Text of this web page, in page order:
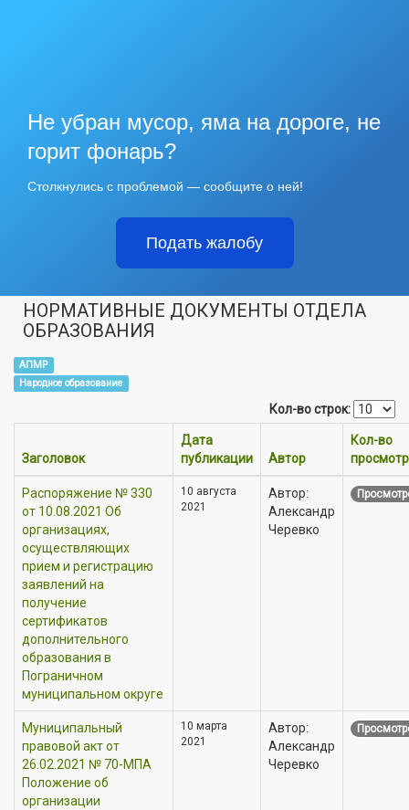
Не убран мусор, яма на дороге, не
горит фонарь?
Столкнулись с проблемой — сообщите о ней!
Подать жалобу
НОРМАТИВНЫЕ ДОКУМЕНТЫ ОТДЕЛА
ОБРАЗОВАНИЯ
АПМР
Народное образование
Кол-во строк:
Заголовок
Дата
публикации
Автор
Кол-во
Распоряжение № 330
от 10.08.2021 Об
организациях,
осуществляющих
прием и регистрацию
заявлений на
получение
сертификатов
дополнительного
образования в
Пограничном
муниципальном округе
10 августа
2021
Автор:
Александр
Черевко
Муниципальный
правовой акт от
26.02.2021 № 70-МПА
Положение об
организации
10 марта
2021
Автор:
Александр
Черевко